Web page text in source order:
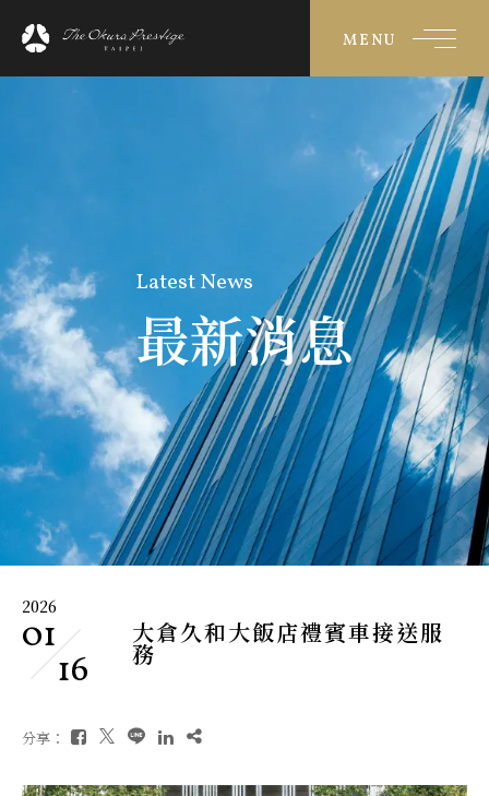
MENU
Latest News
最新消息
2026
01
16
大倉久和大飯店禮賓車接送服
務
分享：